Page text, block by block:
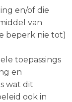
en/of die
van
beperk nie tot)
toepassings
en
wat dit
ook in